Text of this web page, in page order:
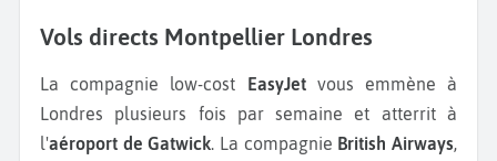
Vols directs Montpellier Londres
La compagnie low-cost EasyJet vous emmène à
Londres plusieurs fois par semaine et atterrit à
l'aéroport de Gatwick. La compagnie British Airways,